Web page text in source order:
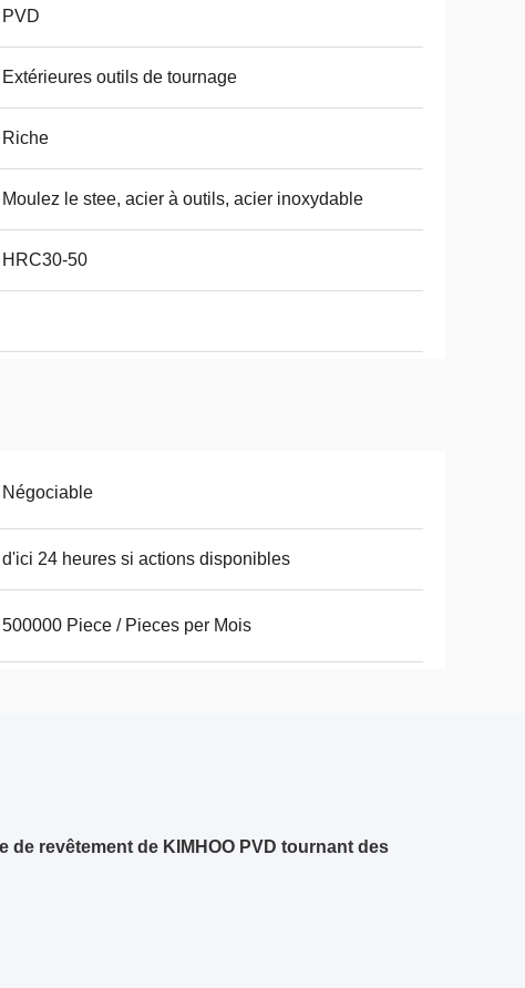
PVD
Extérieures outils de tournage
Riche
Moulez le stee, acier à outils, acier inoxydable
HRC30-50
Négociable
d'ici 24 heures si actions disponibles
500000 Piece / Pieces per Mois
revêtement de KIMHOO PVD tournant des